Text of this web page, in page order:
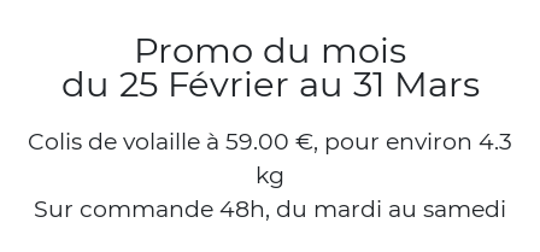
Promo du mois
du 25 Février au 31 Mars
Colis de volaille à 59.00 €, pour environ 4.3
kg
Sur commande 48h, du mardi au samedi